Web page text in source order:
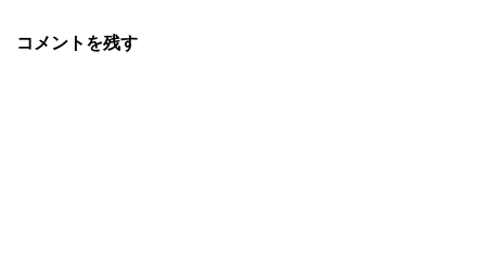
コメントを残す